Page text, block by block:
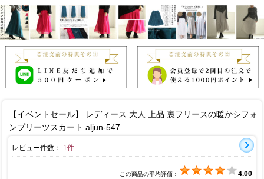
【イベントセール】 レディース 大人 上品 裏フリースの暖かシフォ
ンプリーツスカート aljun-547
レビュー件数： 1件
この商品の平均評価： 4.00